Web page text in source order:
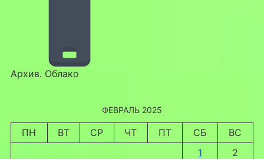
Архив. Облако
ФЕВРАЛЬ 2025
ПН ВТ СР ЧТ ПТ СБ
ВС
1
2